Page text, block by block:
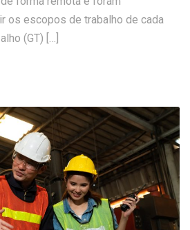
os escopos de trabalho de cada
(GT) […]